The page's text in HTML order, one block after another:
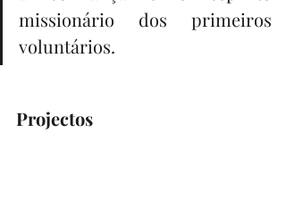
missionário dos primeiros
voluntários.
Projectos